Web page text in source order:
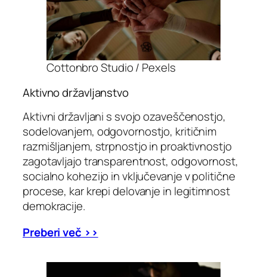
Cottonbro Studio / Pexels
Aktivno državljanstvo
Aktivni državljani s svojo ozaveščenostjo,
sodelovanjem, odgovornostjo, kritičnim
razmišljanjem, strpnostjo in proaktivnostjo
zagotavljajo transparentnost, odgovornost,
socialno kohezijo in vključevanje v politične
procese, kar krepi delovanje in legitimnost
demokracije.
Preberi več >>